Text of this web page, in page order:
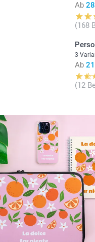
Ab
(168
3
Ab
(12